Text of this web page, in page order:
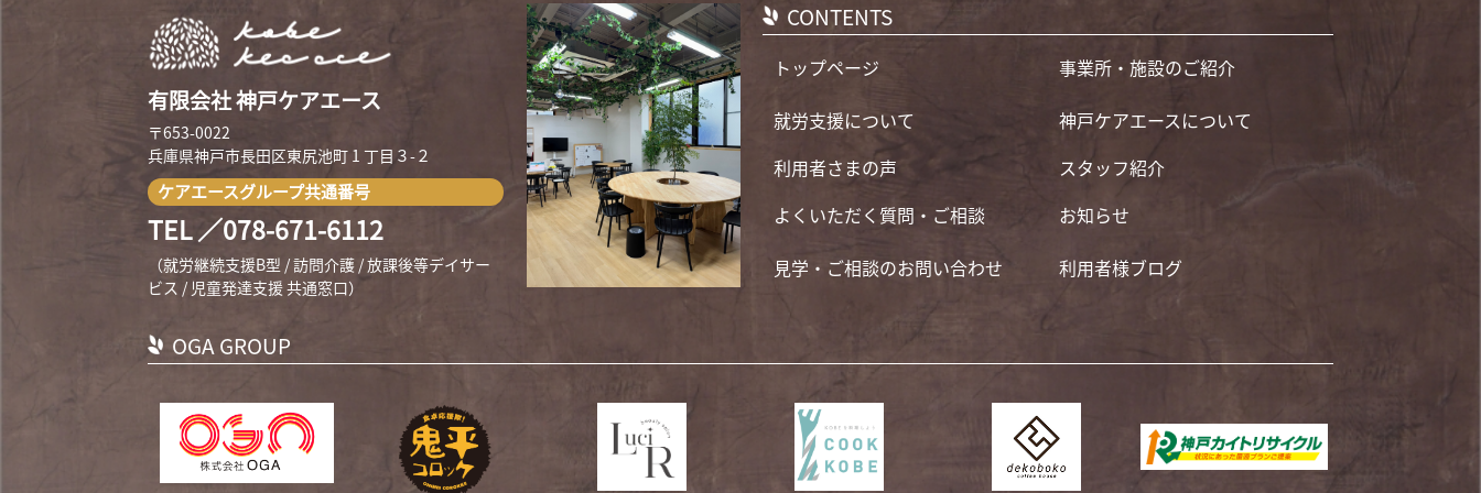
有限会社 神戸ケアエース
〒653-0022
兵庫県神戸市長田区東尻池町 1 丁目３-２
ケアエースグループ共通番号
TEL ／078-671-6112
（就労継続支援B型 / 訪問介護 / 放課後等デイサー
ビス / 児童発達支援 共通窓口）
CONTENTS
トップページ
事業所・施設のご紹介
就労支援について
神戸ケアエースについて
利用者さまの声
スタッフ紹介
よくいただく質問・ご相談
お知らせ
見学・ご相談のお問い合わせ
利用者様ブログ
OGA GROUP